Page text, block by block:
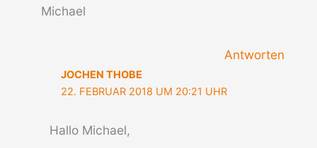
Michael
Antworten
JOCHEN THOBE
22. FEBRUAR 2018 UM 20:21 UHR
Hallo Michael,